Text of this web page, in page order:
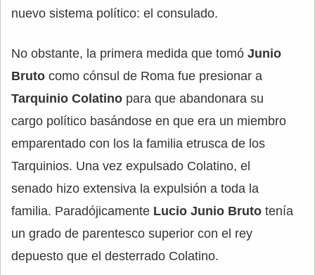
nuevo sistema político: el consulado.
No obstante, la primera medida que tomó Junio
Bruto como cónsul de Roma fue presionar a
Tarquinio Colatino para que abandonara su
cargo político basándose en que era un miembro
emparentado con los la familia etrusca de los
Tarquinios. Una vez expulsado Colatino, el
senado hizo extensiva la expulsión a toda la
familia. Paradójicamente Lucio Junio Bruto tenía
un grado de parentesco superior con el rey
depuesto que el desterrado Colatino.